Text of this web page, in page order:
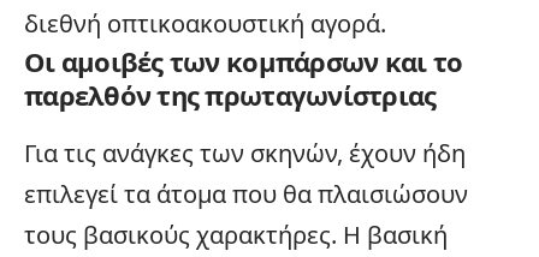
διεθνή οπτικοακουστική αγορά.
Οι αμοιβές των κομπάρσων και το
παρελθόν της πρωταγωνίστριας
Για τις ανάγκες των σκηνών, έχουν ήδη
επιλεγεί τα άτομα που θα πλαισιώσουν
τους βασικούς χαρακτήρες. Η βασική